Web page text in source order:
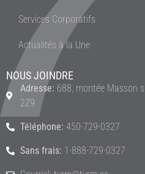
Services Corporatifs
Actualités à la Une
NOUS JOINDRE
Adresse: 688, montée Masson
2Z9
Téléphone: 450-729-0327
Sans frais: 1-888-729-0327